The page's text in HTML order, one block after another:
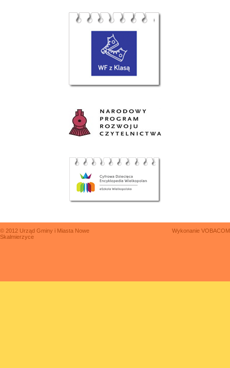
© 2012 Urząd Gminy i Miasta Nowe
Skalmierzyce
Wykonanie VOBACOM